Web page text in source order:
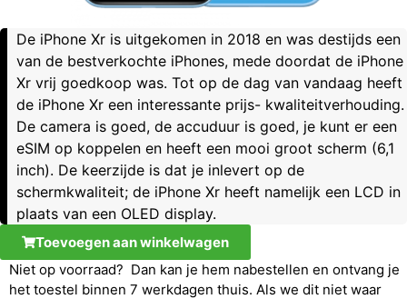
De iPhone Xr is uitgekomen in 2018 en was destijds een
van de bestverkochte iPhones, mede doordat de iPhone
Xr vrij goedkoop was. Tot op de dag van vandaag heeft
de iPhone Xr een interessante prijs- kwaliteitverhouding.
De camera is goed, de accuduur is goed, je kunt er een
eSIM op koppelen en heeft een mooi groot scherm (6,1
inch). De keerzijde is dat je inlevert op de
schermkwaliteit; de iPhone Xr heeft namelijk een LCD in
plaats van een OLED display.
Toevoegen aan winkelwagen
Niet op voorraad? Dan kan je hem nabestellen en ontvang je
het toestel binnen 7 werkdagen thuis. Als we dit niet waar